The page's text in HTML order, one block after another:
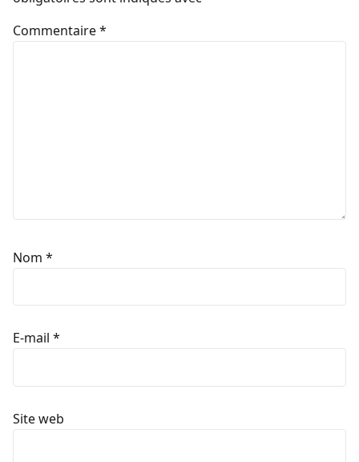
Commentaire*
Nom *
E-mail *
Site web